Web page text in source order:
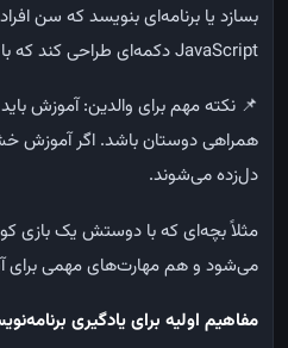
بسازد یا برنامه‌ای بنویسد که سن
JavaScript دکمه‌ای طراحی کند که با کلیک، پیام خوش‌آمد بدهد.
📌 نکته مهم برای والدین: آموزش
همراهی دوستان باشد. اگر آموزش
دل‌زده می‌شوند.
مثلاً بچه‌ای که با دوستش یک بازی
می‌شود و هم مهارت‌های مهمی برای
مفاهیم اولیه برای یادگیری